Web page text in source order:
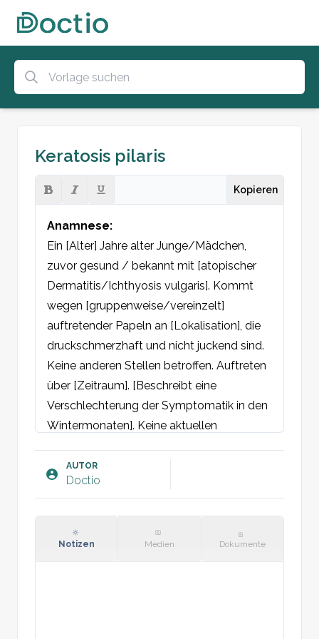
Keratosis pilaris
Kopieren
Anamnese:
Ein [Alter] Jahre alter Junge/Mädchen,
zuvor gesund / bekannt mit [atopischer
Dermatitis/Ichthyosis vulgaris]. Kommt
wegen [gruppenweise/vereinzelt]
auftretender Papeln an [Lokalisation], die
druckschmerzhaft und nicht juckend sind.
Keine anderen Stellen betroffen. Auftreten
über [Zeitraum]. [Beschreibt eine
Verschlechterung der Symptomatik in den
Wintermonaten]. Keine aktuellen
Objektiv:
Erythemgrad. Keine Exkoriationen
AUTOR
Doctio
Notizen Medien Dokumente